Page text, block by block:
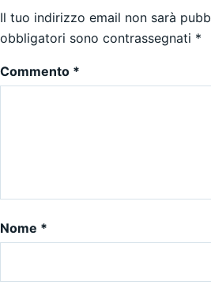
Il tuo indirizzo email non sarà
obbligatori sono contrassegnati *
Commento *
Nome *